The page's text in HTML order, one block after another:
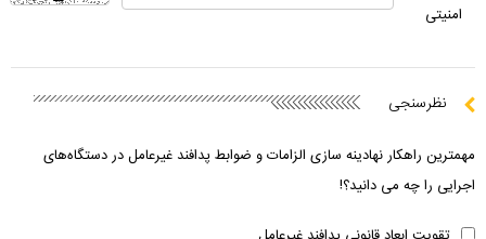
امنیتی
نظرسنجی
مهمترین راهکار نهادینه سازی الزامات و ضوابط پدافند غیرعامل در دستگاه‌های
اجرایی را چه می دانید؟!